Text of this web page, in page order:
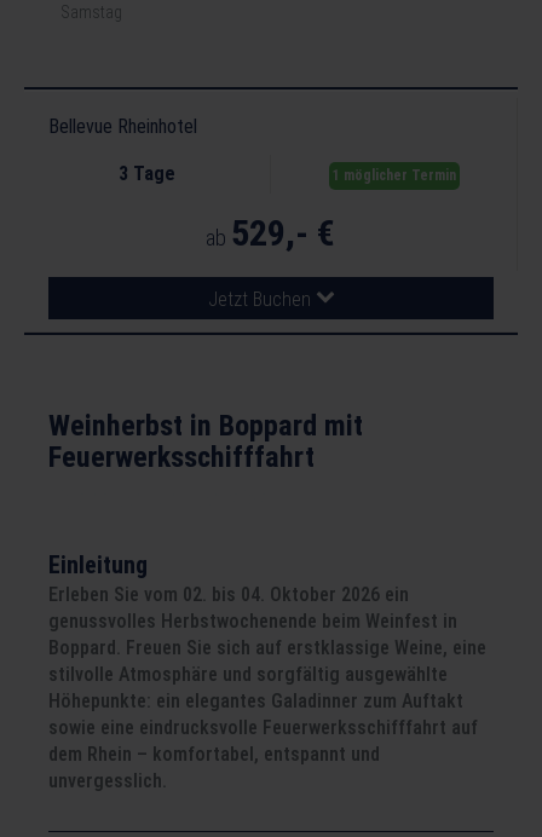
Samstag
Bellevue Rheinhotel
3 Tage 1 möglicher Termin
ab 529,- €
Jetzt Buchen
Weinherbst in Boppard mit
Feuerwerksschifffahrt
Einleitung
Erleben Sie vom 02. bis 04. Oktober 2026 ein
genussvolles Herbstwochenende beim Weinfest in
Boppard. Freuen Sie sich auf erstklassige Weine, eine
stilvolle Atmosphäre und sorgfältig ausgewählte
Höhepunkte: ein elegantes Galadinner zum Auftakt
sowie eine eindrucksvolle Feuerwerksschifffahrt auf
dem Rhein – komfortabel, entspannt und
unvergesslich.